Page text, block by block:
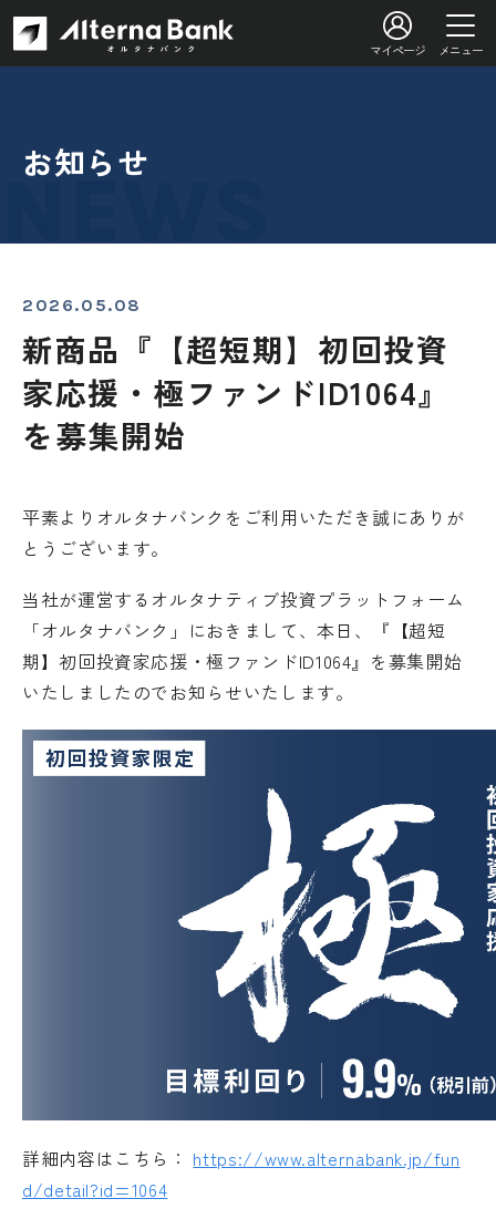
マイページ メニュー
お知らせ
2026.05.08
新商品『【超短期】初回投資
家応援・極ファンドID1064』
を募集開始
平素よりオルタナバンクをご利用いただき誠にありが
とうございます。
当社が運営するオルタナティブ投資プラットフォーム
「オルタナバンク」におきまして、本日、『【超短
期】初回投資家応援・極ファンドID1064』を募集開始
いたしましたのでお知らせいたします。
詳細内容はこちら： https://www.alternabank.jp/fun
d/detail?id=1064